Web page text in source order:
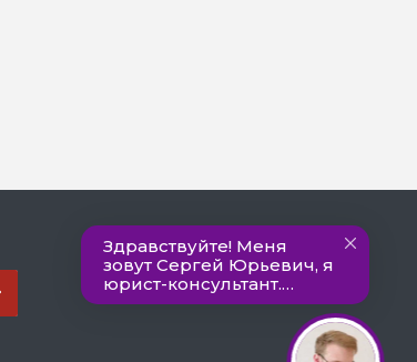
Наши контакты
Пн. – Пт.: с 9:00 до 18:00